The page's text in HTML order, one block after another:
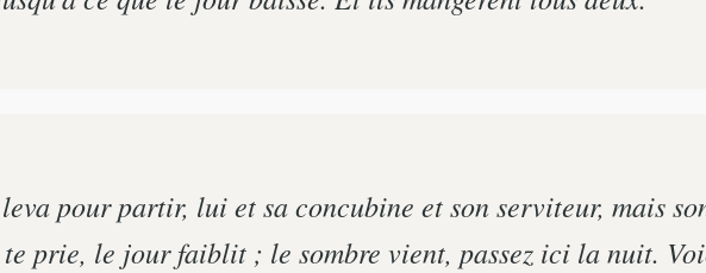
pour partir, lui et sa concubine et son serviteur, mais
prie, le jour faiblit ; le sombre vient, passez ici la nuit.